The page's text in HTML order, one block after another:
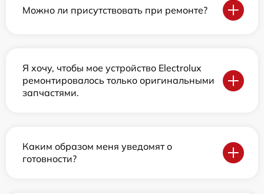
Можно ли присутствовать при ремонте?
Я хочу, чтобы мое устройство Electrolux
ремонтировалось только оригинальными
запчастями.
Каким образом меня уведомят о
готовности?